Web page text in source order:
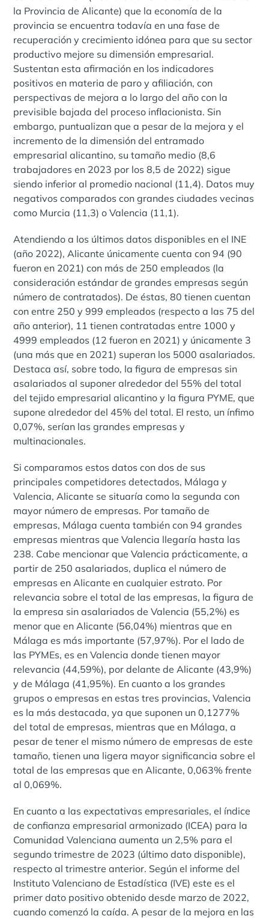
la Provincia de Alicante) que la economía de la
provincia se encuentra todavía en una fase de
recuperación y crecimiento idónea para que su sector
productivo mejore su dimensión empresarial.
Sustentan esta afirmación en los indicadores
positivos en materia de paro y afiliación, con
perspectivas de mejora a lo largo del año con la
previsible bajada del proceso inflacionista. Sin
embargo, puntualizan que a pesar de la mejora y el
incremento de la dimensión del entramado
empresarial alicantino, su tamaño medio (8,6
trabajadores en 2023 por los 8,5 de 2022) sigue
siendo inferior al promedio nacional (11,4). Datos muy
negativos comparados con grandes ciudades vecinas
como Murcia (11,3) o Valencia (11,1).
Atendiendo a los últimos datos disponibles en el INE
(año 2022), Alicante únicamente cuenta con 94 (90
fueron en 2021) con más de 250 empleados (la
consideración estándar de grandes empresas según
número de contratados). De éstas, 80 tienen cuentan
con entre 250 y 999 empleados (respecto a las 75 del
año anterior), 11 tienen contratadas entre 1000 y
4999 empleados (12 fueron en 2021) y únicamente 3
(una más que en 2021) superan los 5000 asalariados.
Destaca así, sobre todo, la figura de empresas sin
asalariados al suponer alrededor del 55% del total
del tejido empresarial alicantino y la figura PYME, que
supone alrededor del 45% del total. El resto, un ínfimo
0,07%, serían las grandes empresas y
multinacionales.
Si comparamos estos datos con dos de sus
principales competidores detectados, Málaga y
Valencia, Alicante se situaría como la segunda con
mayor número de empresas. Por tamaño de
empresas, Málaga cuenta también con 94 grandes
empresas mientras que Valencia llegaría hasta las
238. Cabe mencionar que Valencia prácticamente, a
partir de 250 asalariados, duplica el número de
empresas en Alicante en cualquier estrato. Por
relevancia sobre el total de las empresas, la figura de
la empresa sin asalariados de Valencia (55,2%) es
menor que en Alicante (56,04%) mientras que en
Málaga es más importante (57,97%). Por el lado de
las PYMEs, es en Valencia donde tienen mayor
relevancia (44,59%), por delante de Alicante (43,9%)
y de Málaga (41,95%). En cuanto a los grandes
grupos o empresas en estas tres provincias, Valencia
es la más destacada, ya que suponen un 0,1277%
del total de empresas, mientras que en Málaga, a
pesar de tener el mismo número de empresas de este
tamaño, tienen una ligera mayor significancia sobre el
total de las empresas que en Alicante, 0,063% frente
al 0,069%.
En cuanto a las expectativas empresariales, el índice
de confianza empresarial armonizado (ICEA) para la
Comunidad Valenciana aumenta un 2,5% para el
segundo trimestre de 2023 (último dato disponible),
respecto al trimestre anterior. Según el informe del
Instituto Valenciano de Estadística (IVE) este es el
primer dato positivo obtenido desde marzo de 2022,
cuando comenzó la caída. A pesar de la mejora en las